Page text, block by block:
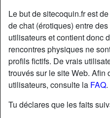
Le but de sitecoquin.fr est
de chat (érotiques) entre
utilisateurs et contient donc
rencontres physiques ne
profils fictifs. De vrais
trouvés sur le site Web. Afin
utilisateurs, consulte la FAQ.
Tu déclares que les faits
starAjouter